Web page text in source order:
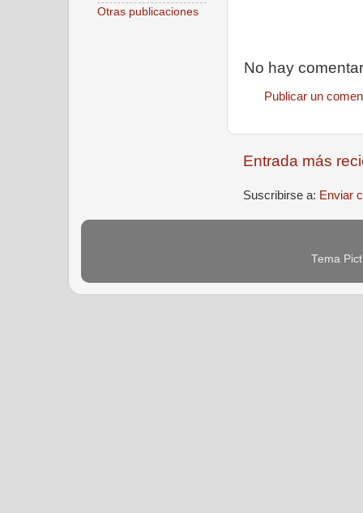
No hay
Publicar un
Entrada más
Suscribirse a: Enviar
Otras publicaciones
Tema